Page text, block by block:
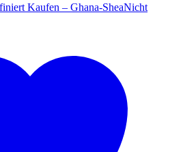
Nicht